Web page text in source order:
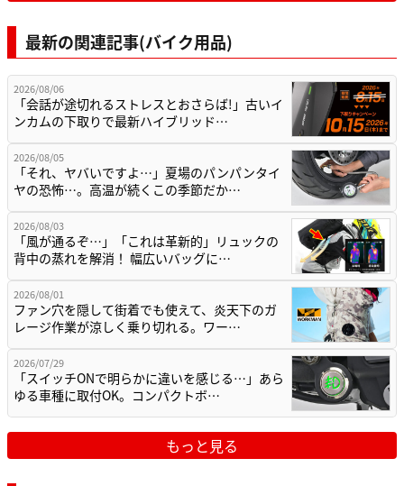
最新の関連記事(バイク用品)
2026/08/06
「会話が途切れるストレスとおさらば!」古いイ
ンカムの下取りで最新ハイブリッド…
2026/08/05
「それ、ヤバいですよ…」夏場のパンパンタイ
ヤの恐怖…。高温が続くこの季節だか…
2026/08/03
「風が通るぞ…」「これは革新的」リュックの
背中の蒸れを解消！ 幅広いバッグに…
2026/08/01
ファン穴を隠して街着でも使えて、炎天下のガ
レージ作業が涼しく乗り切れる。ワー…
2026/07/29
「スイッチONで明らかに違いを感じる…」あら
ゆる車種に取付OK。コンパクトボ…
もっと見る